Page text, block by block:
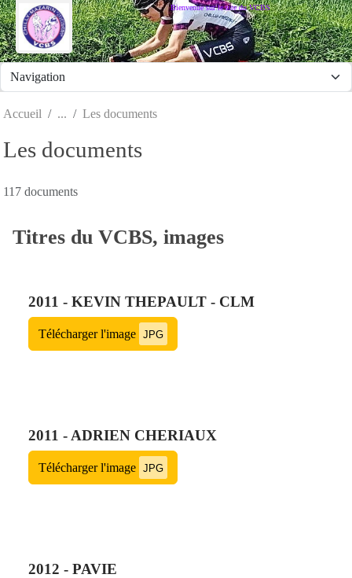
Bienvenue sur le site du VCBS
Accueil Les documents
Les documents
117 documents
Titres du VCBS, images
2011 - KEVIN THEPAULT - CLM
Télécharger l'image JPG
2011 - ADRIEN CHERIAUX
Télécharger l'image JPG
2012 - PAVIE
Panneau de gestion des cookies